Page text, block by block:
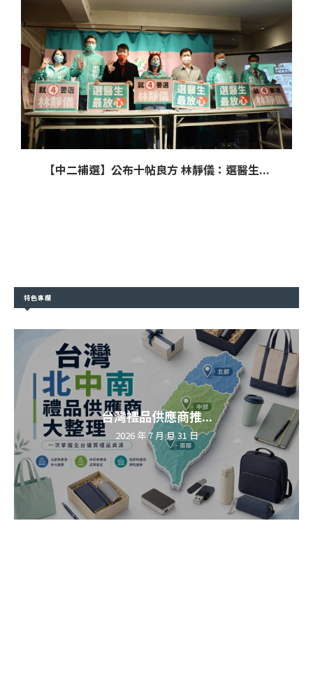
【中二補選】公布十帖良方 林靜儀：選醫生...
特色專欄
台灣禮品供應商推...
2026 年 7 月 月 31 日